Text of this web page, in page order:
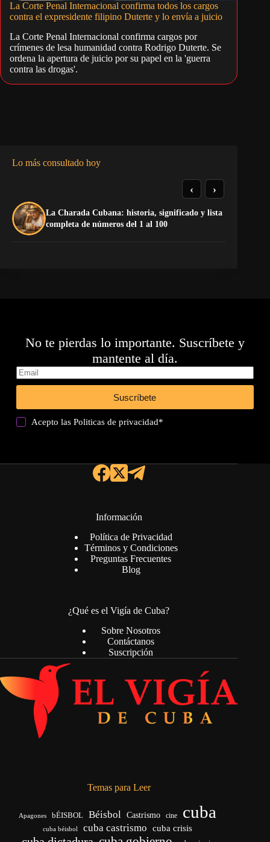
La Corte Penal Internacional confirma todos los cargos
contra el expresidente filipino Duterte y lo envía a juicio
La Corte Penal Internacional confirma cargos por
crímenes de lesa humanidad contra Rodrigo Duterte. Se
ordena la apertura de juicio por su papel en la 'guerra
contra las drogas'.
Lo más consultado hoy
La Charada Cubana: historia, significado y lista
completa de números del 1 al 100
‹ ›
No te pierdas lo importante. Suscríbete y
mantente al día.
Suscríbete
Acepto lasPoliticas de privacidad*
Información
Política de Privacidad
Términos y Condiciones
Preguntas Frecuentes
Blog
¿Qué es el Vigía de Cuba?
Sobre Nosotros
Contáctanos
Suscripción
Temas para Leer
Apagones bÉISBOL Béisbol Castrismo cine cuba
cuba béisbol cuba castrismo cuba crisis